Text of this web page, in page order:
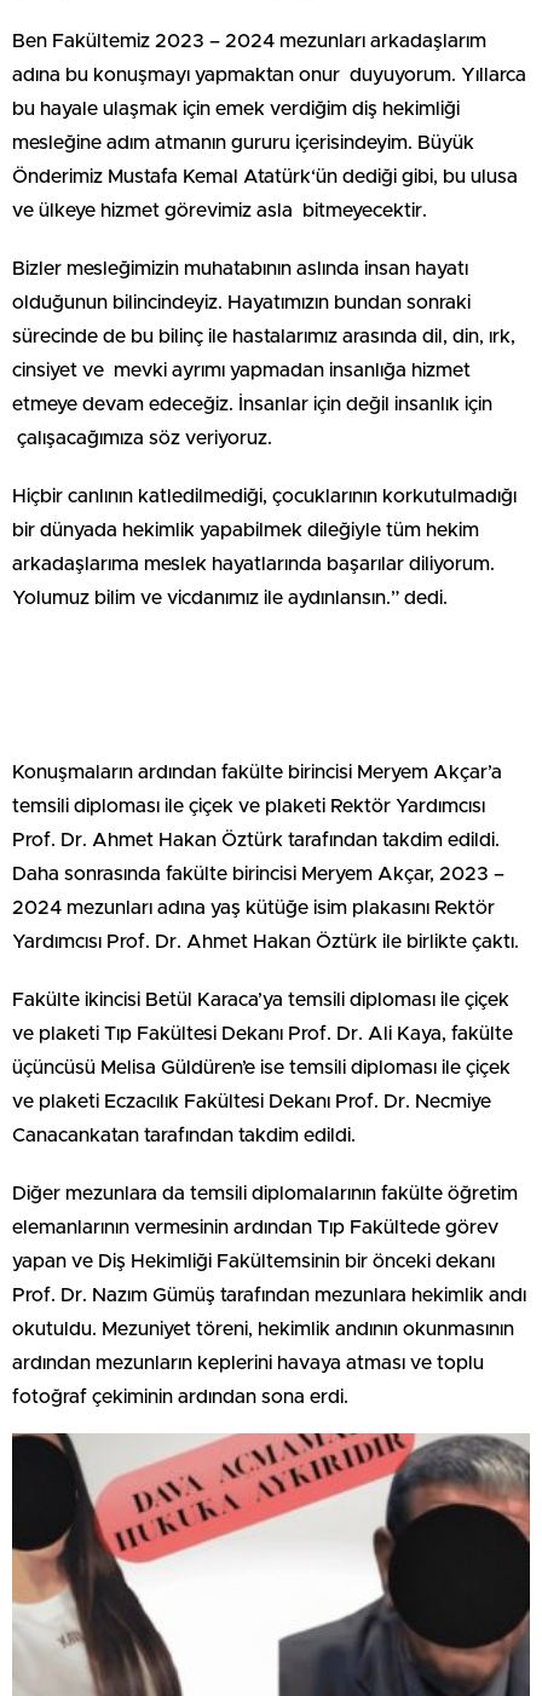
Ben Fakültemiz 2023 – 2024 mezunları arkadaşlarım
adına bu konuşmayı yapmaktan onur duyuyorum. Yıllarca
bu hayale ulaşmak için emek verdiğim diş hekimliği
mesleğine adım atmanın gururu içerisindeyim. Büyük
Önderimiz Mustafa Kemal Atatürk‘ün dediği gibi, bu ulusa
ve ülkeye hizmet görevimiz asla bitmeyecektir.
Bizler mesleğimizin muhatabının aslında insan hayatı
olduğunun bilincindeyiz. Hayatımızın bundan sonraki
sürecinde de bu bilinç ile hastalarımız arasında dil, din, ırk,
cinsiyet ve mevki ayrımı yapmadan insanlığa hizmet
etmeye devam edeceğiz. İnsanlar için değil insanlık için
çalışacağımıza söz veriyoruz.
Hiçbir canlının katledilmediği, çocuklarının korkutulmadığı
bir dünyada hekimlik yapabilmek dileğiyle tüm hekim
arkadaşlarıma meslek hayatlarında başarılar diliyorum.
Yolumuz bilim ve vicdanımız ile aydınlansın.” dedi.
Konuşmaların ardından fakülte birincisi Meryem Akçar’a
temsili diploması ile çiçek ve plaketi Rektör Yardımcısı
Prof. Dr. Ahmet Hakan Öztürk tarafından takdim edildi.
Daha sonrasında fakülte birincisi Meryem Akçar, 2023 –
2024 mezunları adına yaş kütüğe isim plakasını Rektör
Yardımcısı Prof. Dr. Ahmet Hakan Öztürk ile birlikte çaktı.
Fakülte ikincisi Betül Karaca’ya temsili diploması ile çiçek
ve plaketi Tıp Fakültesi Dekanı Prof. Dr. Ali Kaya, fakülte
üçüncüsü Melisa Güldüren’e ise temsili diploması ile çiçek
ve plaketi Eczacılık Fakültesi Dekanı Prof. Dr. Necmiye
Canacankatan tarafından takdim edildi.
Diğer mezunlara da temsili diplomalarının fakülte öğretim
elemanlarının vermesinin ardından Tıp Fakültede görev
yapan ve Diş Hekimliği Fakültemsinin bir önceki dekanı
Prof. Dr. Nazım Gümüş tarafından mezunlara hekimlik andı
okutuldu. Mezuniyet töreni, hekimlik andının okunmasının
ardından mezunların keplerini havaya atması ve toplu
fotoğraf çekiminin ardından sona erdi.